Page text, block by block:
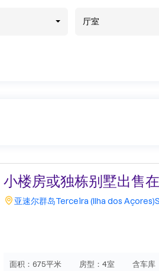
厅室
小楼房或独栋别墅出售
亚速尔群岛Terceira (Ilha dos Açores)
面积：675平米 房型：4室 含车库